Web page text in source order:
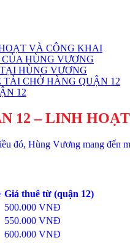
VÀ CÔNG KHAI
HÙNG VƯƠNG
HÙNG VƯƠNG
CHỞ HÀNG QUẬN 12
12
12 – LINH
đó, Hùng Vương mang đến
Giá thuê từ (quận 12)
500.000 VNĐ
550.000 VNĐ
600.000 VNĐ